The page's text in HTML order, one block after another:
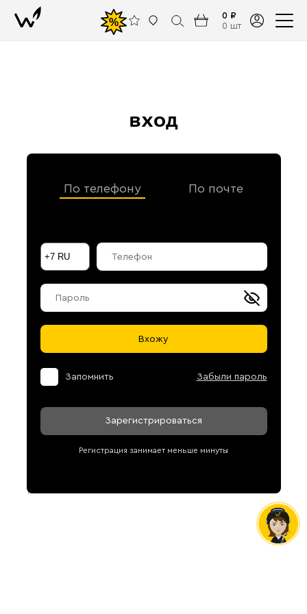
%
0 ₽
0 шт
вход
По телефону По почте
Вхожу
Запомнить Забыли пароль
Зарегистрироваться
Регистрация занимает меньше минуты